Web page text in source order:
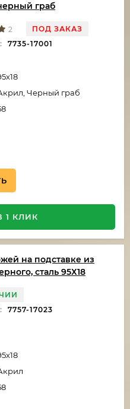
граб
2
ПОД ЗАКАЗ
7735-17001
Черный граб
1 КЛИК
на подставке из
сталь 95Х18
7757-17023